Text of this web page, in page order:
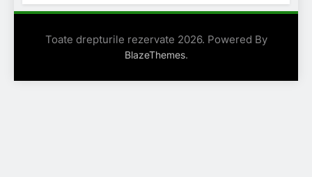
Toate drepturile rezervate 2026. Powered By
BlazeThemes.